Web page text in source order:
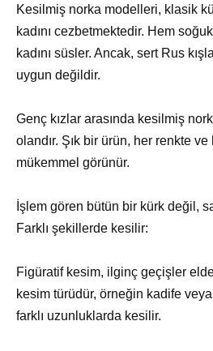
Kesilmiş norka modelleri, klasik
kadını cezbetmektedir. Hem
kadını süsler. Ancak, sert Rus
uygun değildir.
Genç kızlar arasında kesilmiş
olandır. Şık bir ürün, her renkte
mükemmel görünür.
İşlem gören bütün bir kürk değil,
Farklı şekillerde kesilir:
Figüratif kesim, ilginç geçişler
kesim türüdür, örneğin kadife
farklı uzunluklarda kesilir.